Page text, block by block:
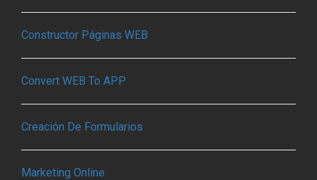
Constructor Páginas WEB
Convert WEB To APP
Creación De Formularios
Marketing Online